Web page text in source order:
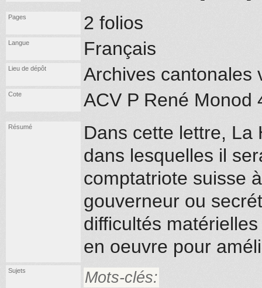
Pages 2 folios
Langue Français
Lieu de dépôt Archives cantonales
Cote ACV P René Monod
Résumé
Dans cette lettre, La
dans lesquelles il
comptatriote suisse
gouverneur ou
difficultés
en oeuvre pour
Sujets Mots-clés: